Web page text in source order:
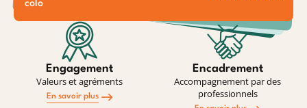
colo
Engagement
Valeurs et agréments
En savoir plus
Encadrement
Accompagnement par des
professionnels